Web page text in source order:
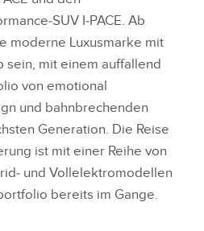
I‑PACE. Ab
moderne Luxusmarke mit
sein, mit einem auffallend
von emotional
und bahnbrechenden
Generation. Die Reise
ist mit einer Reihe von
und Vollelektromodellen
bereits im Gange.